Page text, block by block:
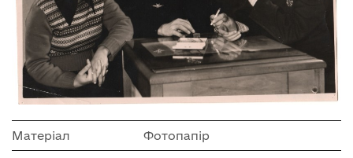
Матеріал Фотопапір